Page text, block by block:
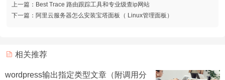
上一篇： Best Trace 路由跟踪工具和专业级查ip网站
下一篇： 阿里云服务器怎么安装宝塔面板（ Linux管理面板）
相关推荐
wordpress输出指定类型文章（附调用分